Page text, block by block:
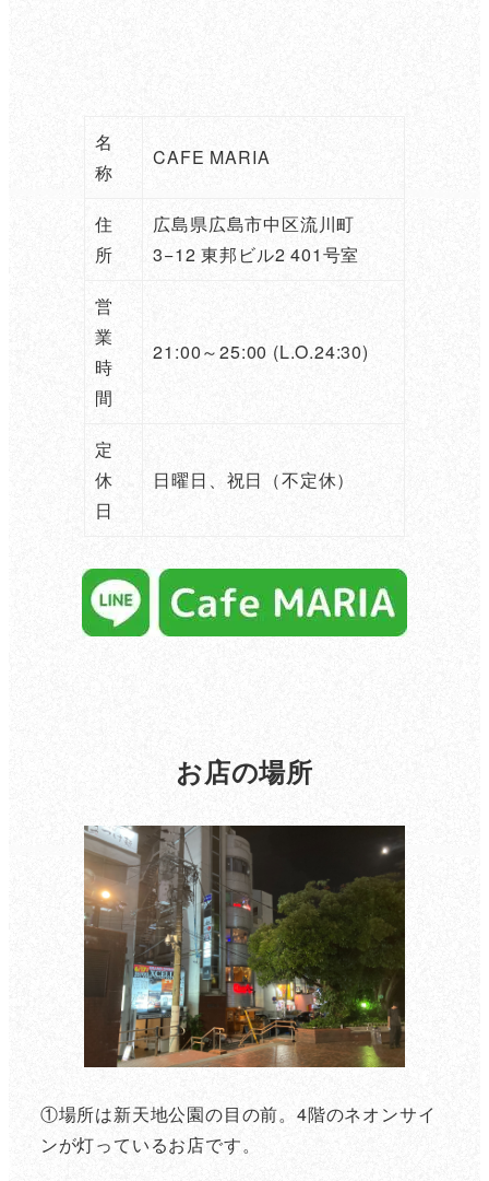
名
称
CAFE MARIA
住
所
広島県広島市中区流川町
3−12 東邦ビル2 401号室
営
業
時
間
21:00～25:00 (L.O.24:30)
定
休
日
日曜日、祝日（不定休）
お店の場所
①場所は新天地公園の目の前。4階のネオンサイ
ンが灯っているお店です。